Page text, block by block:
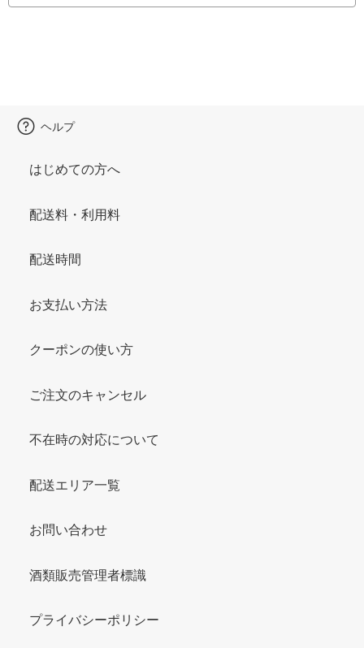
ヘルプ
はじめての方へ
配送料・利用料
配送時間
お支払い方法
クーポンの使い方
ご注文のキャンセル
不在時の対応について
配送エリア一覧
お問い合わせ
酒類販売管理者標識
プライバシーポリシー